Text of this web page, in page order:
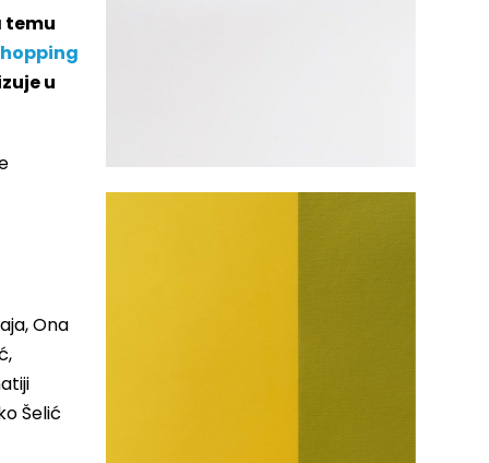
temu
u
Ona
Šelić